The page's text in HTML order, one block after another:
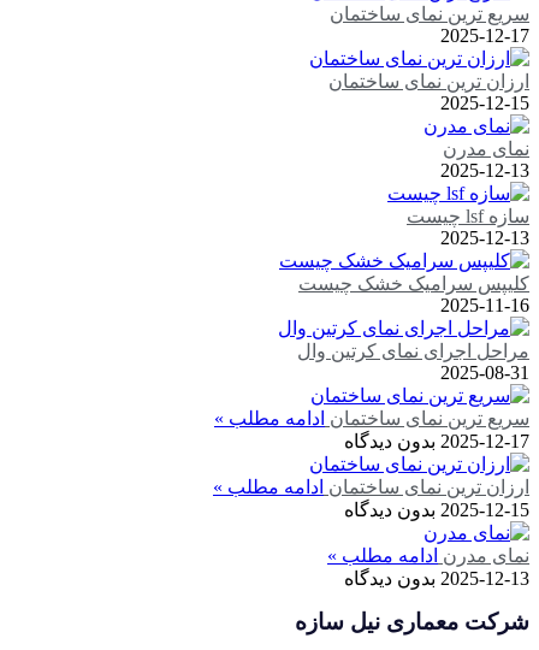
سریع ترین نمای ساختمان
2025-12-17
ارزان ترین نمای ساختمان
2025-12-15
نمای مدرن
2025-12-13
سازه lsf چیست
2025-12-13
کلیپس سرامیک خشک چیست
2025-11-16
مراحل اجرای نمای کرتین وال
2025-08-31
سریع ترین نمای ساختمان ادامه مطلب »
2025-12-17 بدون دیدگاه
ارزان ترین نمای ساختمان ادامه مطلب »
2025-12-15 بدون دیدگاه
نمای مدرن ادامه مطلب »
2025-12-13 بدون دیدگاه
شرکت معماری نیل سازه